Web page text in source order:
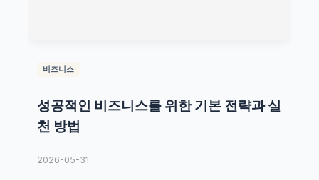
비즈니스
성공적인 비즈니스를 위한 기본 전략과 실
천 방법
2026-05-31